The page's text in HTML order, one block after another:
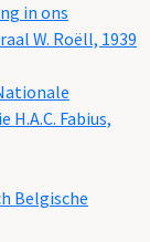
in ons
W. Roëll, 1939
Fabius,
Belgische